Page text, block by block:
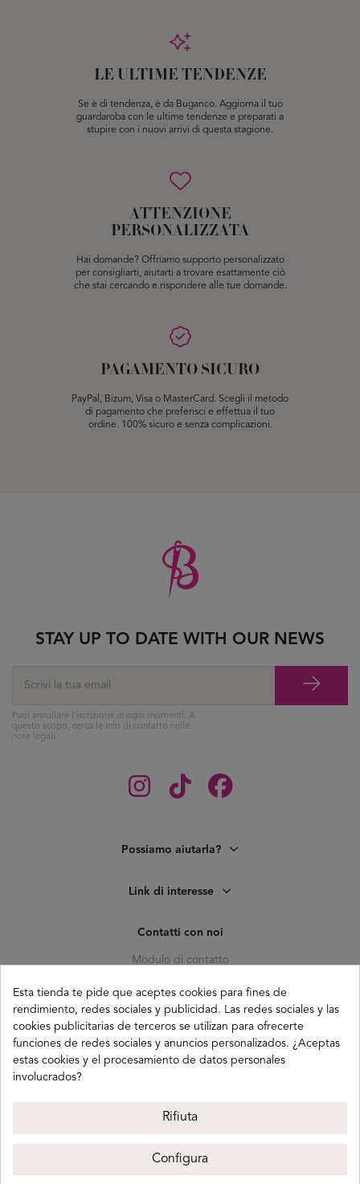
LE ULTIME TENDENZE
Se è di tendenza, è da Buganco. Aggiorna il tuo
guardaroba con le ultime tendenze e preparati a
stupire con i nuovi arrivi di questa stagione.
ATTENZIONE
PERSONALIZZATA
Hai domande? Offriamo supporto personalizzato
per consigliarti, aiutarti a trovare esattamente ciò
che stai cercando e rispondere alle tue domande.
PAGAMENTO SICURO
PayPal, Bizum, Visa o MasterCard. Scegli il metodo
di pagamento che preferisci e effettua il tuo
ordine. 100% sicuro e senza complicazioni.
Possiamo aiutarla?
Link di interesse
Contatti con noi
Modulo di contatto
C. Pagés del Corro, 133, b
41010 (Triana) Sevilla
info@buganco.com
STAY UP TO DATE WITH OUR NEWS
Puoi annullare l'iscrizione in ogni momenti. A
questo scopo, cerca le info di contatto nelle
note legali.
Buganco 2026
Esta tienda te pide que aceptes cookies para fines de
rendimiento, redes sociales y publicidad. Las redes sociales y las
cookies publicitarias de terceros se utilizan para ofrecerte
funciones de redes sociales y anuncios personalizados. ¿Aceptas
estas cookies y el procesamiento de datos personales
involucrados?
Rifiuta
Configura